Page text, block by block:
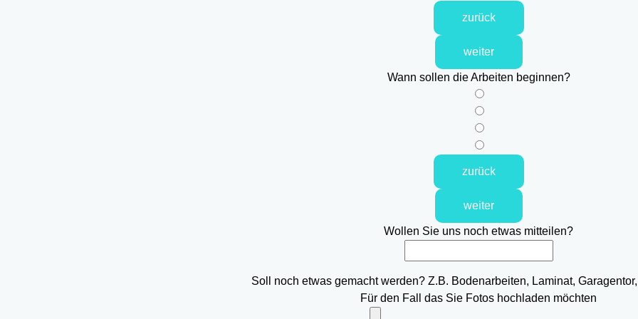
zurück
weiter
Wann sollen die Arbeiten beginnen?
zurück
weiter
Wollen Sie uns noch etwas mitteilen?
Soll noch etwas gemacht werden? Z.B. Bodenarbeiten, Laminat,
Für den Fall das Sie Fotos hochladen möchten